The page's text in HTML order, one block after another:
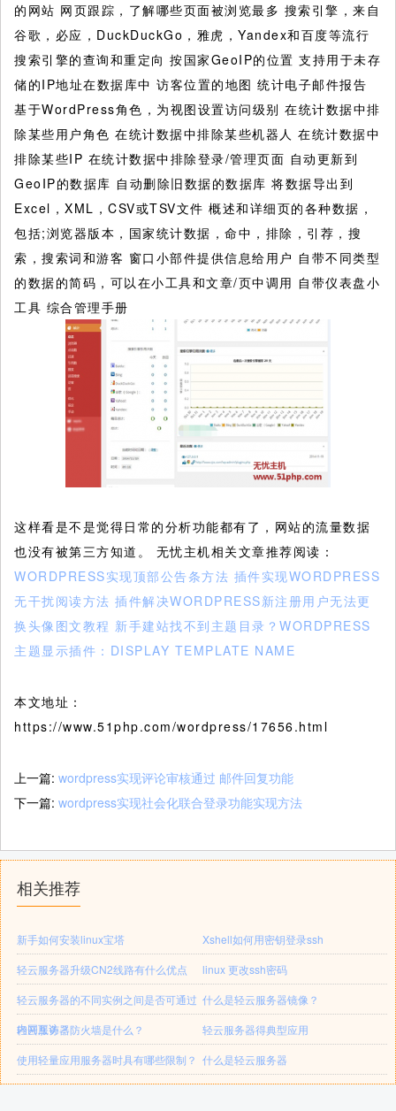
的网站 网页跟踪，了解哪些页面被浏览最多 搜索引擎，来自
谷歌，必应，DuckDuckGo，雅虎，Yandex和百度等流行
搜索引擎的查询和重定向 按国家GeoIP的位置 支持用于未存
储的IP地址在数据库中 访客位置的地图 统计电子邮件报告
基于WordPress角色，为视图设置访问级别 在统计数据中排
除某些用户角色 在统计数据中排除某些机器人 在统计数据中
排除某些IP 在统计数据中排除登录/管理页面 自动更新到
GeoIP的数据库 自动删除旧数据的数据库 将数据导出到
Excel，XML，CSV或TSV文件 概述和详细页的各种数据，
包括;浏览器版本，国家统计数据，命中，排除，引荐，搜
索，搜索词和游客 窗口小部件提供信息给用户 自带不同类型
的数据的简码，可以在小工具和文章/页中调用 自带仪表盘小
工具 综合管理手册
这样看是不是觉得日常的分析功能都有了，网站的流量数据
也没有被第三方知道。 无忧主机相关文章推荐阅读：
WORDPRESS实现顶部公告条方法 插件实现WORDPRESS
无干扰阅读方法 插件解决WORDPRESS新注册用户无法更
换头像图文教程 新手建站找不到主题目录？WORDPRESS
主题显示插件：DISPLAY TEMPLATE NAME
本文地址：
https://www.51php.com/wordpress/17656.html
上一篇: wordpress实现评论审核通过 邮件回复功能
下一篇: wordpress实现社会化联合登录功能实现方法
相关推荐
新手如何安装linux宝塔
Xshell如何用密钥登录ssh
轻云服务器升级CN2线路有什么优点
linux 更改ssh密码
轻云服务器的不同实例之间是否可通过
内网互访？
什么是轻云服务器镜像？
轻云服务器防火墙是什么？
轻云服务器得典型应用
使用轻量应用服务器时具有哪些限制？ 什么是轻云服务器